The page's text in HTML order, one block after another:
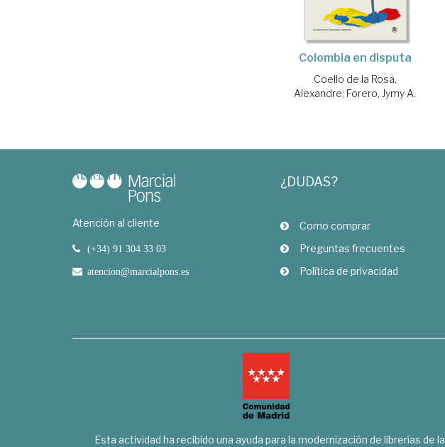
Colombia en disputa
Coello de la Rosa,
Alexandre; Forero, Jymy A.
Atención al cliente
(+34) 91 304 33 03
atencion@marcialpons.es
¿DUDAS?
Como comprar
Preguntas frecuentes
Política de privacidad
Esta actividad ha recibido una ayuda para la modernización de librerías de la